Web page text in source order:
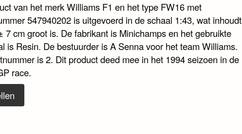
van het merk Williams F1 en het type FW16 met
547940202 is uitgevoerd in de schaal 1:43, wat inhoudt
7 cm groot is. De fabrikant is Minichamps en het gebruikte
is Resin. De bestuurder is A Senna voor het team Williams.
is 2. Dit product deed mee in het 1994 seizoen in de
race.